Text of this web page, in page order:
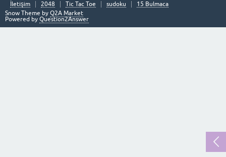
İletişim 2048 Tic Tac Toe sudoku
15 Bulmaca
Snow Theme by Q2A Market
Powered by Question2Answer